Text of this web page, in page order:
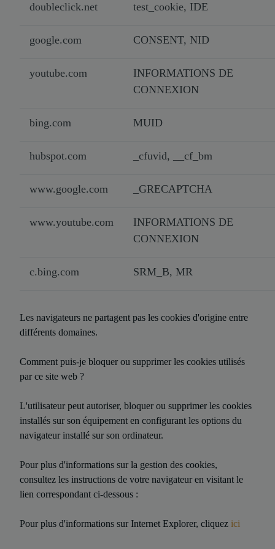
doubleclick.net test_cookie, IDE
google.com CONSENT, NID
youtube.com
INFORMATIONS DE
CONNEXION
bing.com MUID
hubspot.com _cfuvid, __cf_bm
www.google.com _GRECAPTCHA
www.youtube.com
INFORMATIONS DE
CONNEXION
c.bing.com SRM_B, MR
Les navigateurs ne partagent pas les cookies d'origine entre
différents domaines.
Comment puis-je bloquer ou supprimer les cookies utilisés
par ce site web ?
L'utilisateur peut autoriser, bloquer ou supprimer les cookies
installés sur son équipement en configurant les options du
navigateur installé sur son ordinateur.
Pour plus d'informations sur la gestion des cookies,
consultez les instructions de votre navigateur en visitant le
lien correspondant ci-dessous :
Pour plus d'informations sur Internet Explorer, cliquez ici